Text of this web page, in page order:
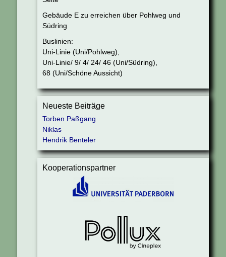
Gebäude E zu erreichen über Pohlweg und
Südring
Buslinien:
Uni-Linie (Uni/Pohlweg),
Uni-Linie/ 9/ 4/ 24/ 46 (Uni/Südring),
68 (Uni/Schöne Aussicht)
Neueste Beiträge
Torben Paßgang
Niklas
Hendrik Benteler
Kooperationspartner